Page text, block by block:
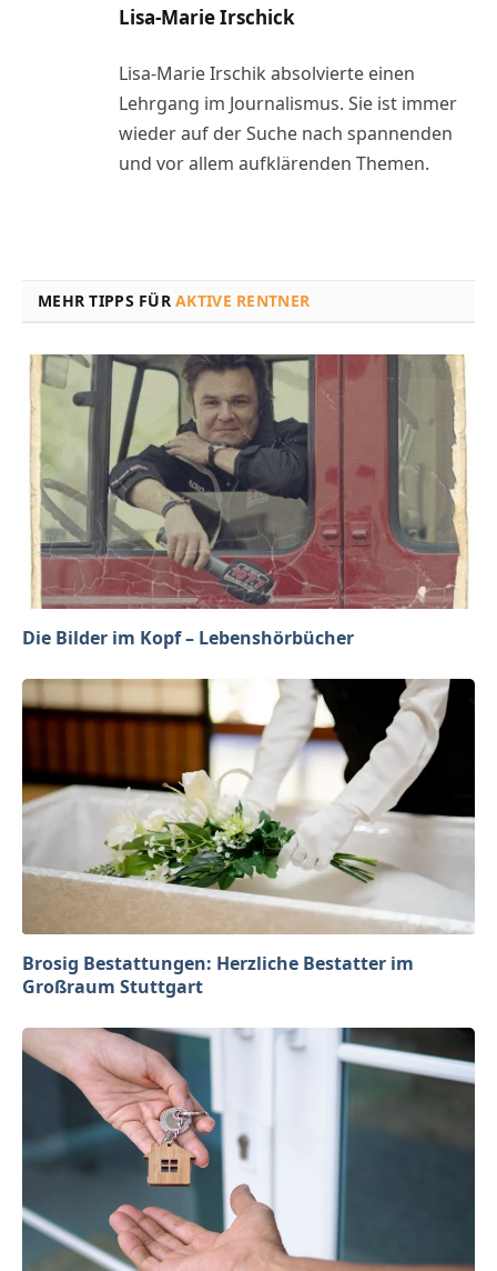
Lisa-Marie Irschick
Lisa-Marie Irschik absolvierte einen
Lehrgang im Journalismus. Sie ist immer
wieder auf der Suche nach spannenden
und vor allem aufklärenden Themen.
MEHR TIPPS FÜRAKTIVE RENTNER
Die Bilder im Kopf – Lebenshörbücher
Brosig Bestattungen: Herzliche Bestatter im
Großraum Stuttgart